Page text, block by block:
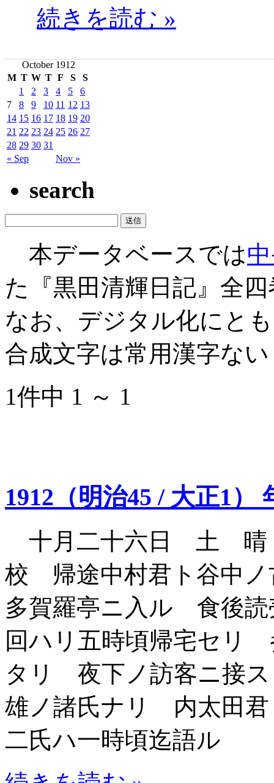
続きを読む »
October 1912
M T W T F S S
« Sep Nov »
1 2 3 4 5
6
7
8 9 10 11 12 13
14 15 16 17 18 19 20
21 22 23 24 25 26 27
28 29 30 31
search
本データベースでは
た『黒田清輝日記』全
なお、デジタル化にと
合成文字は常用漢字な
1件中 1 ～ 1
1912（明治45 / 大正1）
十月二十六日 土 晴
校 帰途中村君ト谷中ノ
多賀羅亭ニ入ル 食後読
回ハリ五時頃帰宅セリ
タリ 夜下ノ訪客ニ
雄ノ諸氏ナリ 内太田君
二氏ハ一時頃迄語ル